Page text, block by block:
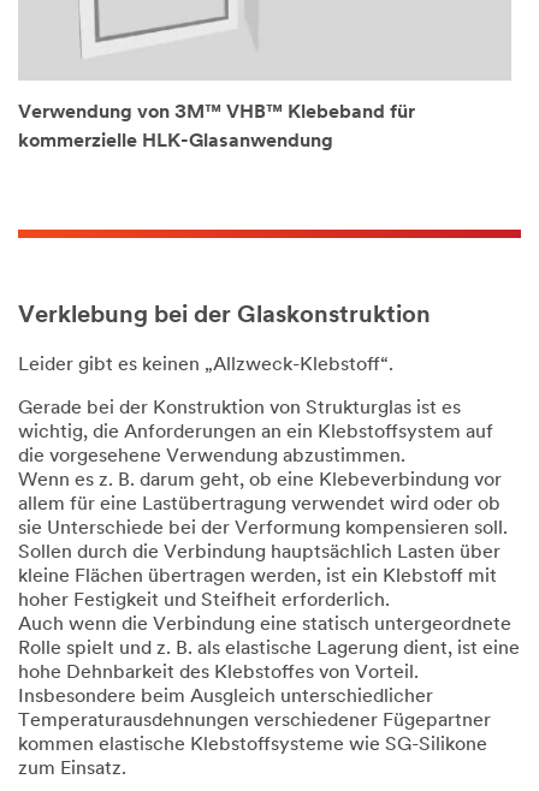
Verwendung von 3M™ VHB™ Klebeband für
kommerzielle HLK-Glasanwendung
Verklebung bei der Glaskonstruktion
Leider gibt es keinen „Allzweck-Klebstoff“.
Gerade bei der Konstruktion von Strukturglas ist es
wichtig, die Anforderungen an ein Klebstoffsystem auf
die vorgesehene Verwendung abzustimmen.
Wenn es z. B. darum geht, ob eine Klebeverbindung vor
allem für eine Lastübertragung verwendet wird oder ob
sie Unterschiede bei der Verformung kompensieren soll.
Sollen durch die Verbindung hauptsächlich Lasten über
kleine Flächen übertragen werden, ist ein Klebstoff mit
hoher Festigkeit und Steifheit erforderlich.
Auch wenn die Verbindung eine statisch untergeordnete
Rolle spielt und z. B. als elastische Lagerung dient, ist eine
hohe Dehnbarkeit des Klebstoffes von Vorteil.
Insbesondere beim Ausgleich unterschiedlicher
Temperaturausdehnungen verschiedener Fügepartner
kommen elastische Klebstoffsysteme wie SG-Silikone
zum Einsatz.